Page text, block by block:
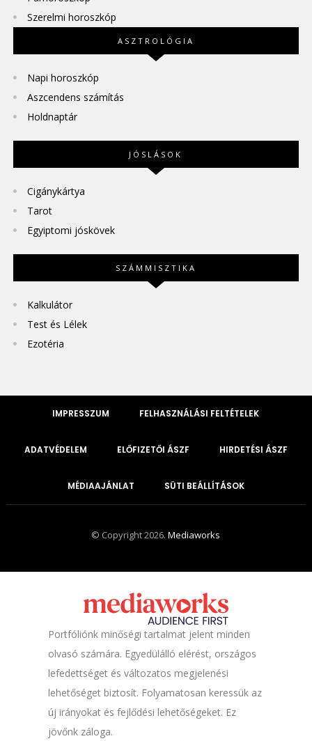
Szerelmi horoszkóp
ASZTROLÓGIA
Napi horoszkóp
Aszcendens számítás
Holdnaptár
JÓSLÁSOK
Cigánykártya
Tarot
Egyiptomi jóskövek
SZÁMMISZTIKA
Kalkulátor
Test és Lélek
Ezotéria
IMPRESSZUM FELHASZNÁLÁSI FELTÉTELEK
ADATVÉDELEM ELŐFIZETŐI ÁSZF HIRDETÉSI ÁSZF
MÉDIAAJÁNLAT SÜTI BEÁLLÍTÁSOK
© Copyright 2026.Mediaworks
Portfóliónk minőségi tartalmat jelent minden
olvasó számára. Egyedülálló elérést, országos
lefedettséget és változatos megjelenési
lehetőséget biztosít. Folyamatosan keressük az
új irányokat és fejlődési lehetőségeket. Ez
jövőnk záloga.